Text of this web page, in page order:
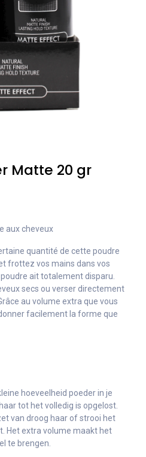
Matte 20 gr
aux cheveux
quantité de cette poudre
frottez vos mains dans vos
ait totalement disparu.
secs ou verser directement
au volume extra que vous
facilement la forme que
hoeveelheid poeder in je
tot het volledig is opgelost.
van droog haar of strooi het
Het extra volume maakt het
te brengen.